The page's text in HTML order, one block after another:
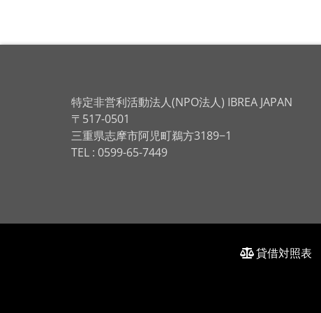
特定非営利活動法人(NPO法人) IBREA JAPAN
〒517-0501
三重県志摩市阿児町鵜方3189−1
TEL : 0599-65-7449
貸借対照表